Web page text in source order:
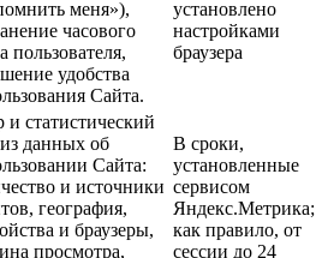
меня»),
часового
пользователя,
удобства
Сайта.
установлено
настройками
браузера
и статистический
данных об
Сайта:
и источники
география,
и браузеры,
просмотра,
В сроки,
установленные
сервисом
Яндекс.Метрика;
как правило, от
сессии до 24